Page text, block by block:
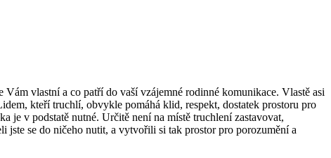
vlastní a co patří do vaší vzájemné rodinné komunikace. Vlastě asi
kteří truchlí, obvykle pomáhá klid, respekt, dostatek prostoru pro
je v podstatě nutné. Určitě není na místě truchlení zastavovat,
jste se do ničeho nutit, a vytvořili si tak prostor pro porozumění a